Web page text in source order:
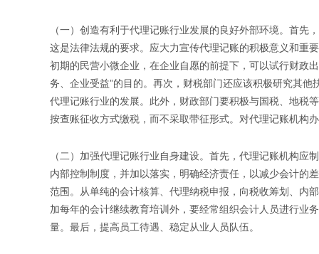
（一）创造有利于代理记账行业发展的良好外部环境。首
这是法律法规的要求。应大力宣传代理记账的积极意义和重
初期的民营小微企业，在企业自愿的前提下，可以试行财政
务、企业受益”的目的。再次，财税部门还应该积极研究其
代理记账行业的发展。此外，财政部门要积极与国税、地税
按查账征收方式缴税，而不采取带征形式。对代理记账机构
（二）加强代理记账行业自身建设。首先，代理记账机构
内部控制制度，并加以落实，明确经济责任，以减少会计的
范围。从单纯的会计核算、代理纳税申报，向税收筹划、内
加每年的会计继续教育培训外，要经常组织会计人员进行业
量。最后，提高员工待遇、稳定从业人员队伍。